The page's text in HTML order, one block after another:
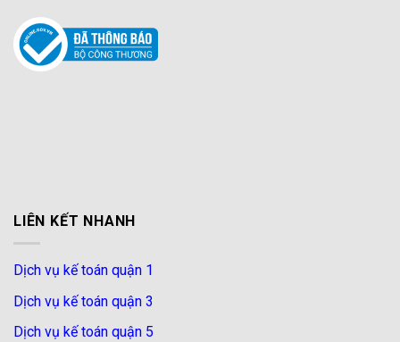
LIÊN KẾT NHANH
Dịch vụ kế toán quận 1
Dịch vụ kế toán quận 3
Dịch vụ kế toán quận 5